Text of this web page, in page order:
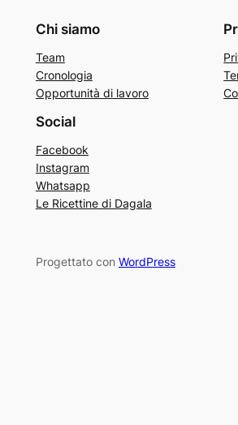
Chi siamo
Team
Cronologia
Opportunità di lavoro
Social
Facebook
Instagram
Whatsapp
Le Ricettine di Dagala
Progettato con WordPress